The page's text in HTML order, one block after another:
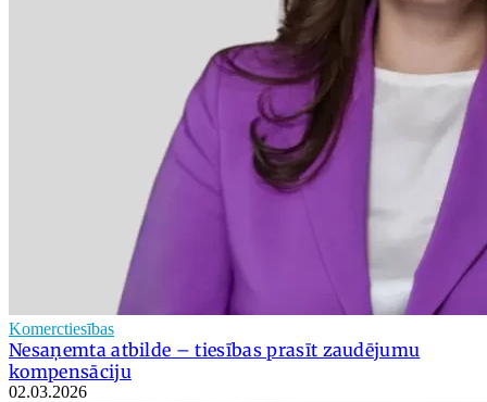
Komerctiesības
Nesaņemta atbilde – tiesības prasīt zaudējumu
kompensāciju
02.03.2026